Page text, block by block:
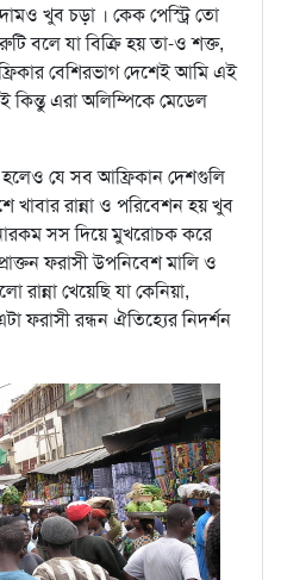
খুব চড়া । কেক পেস্ট্রি তো
বলে যা বিক্রি হয় তা-ও শক্ত,
বেশিরভাগ দেশেই আমি এই
কিন্তু এরা অলিম্পিকে মেডেল
হলেও যে সব আফ্রিকান দেশগুলি
খাবার রান্না ও পরিবেশন হয় খুব
সস দিয়ে মুখরোচক করে
ফরাসী উপনিবেশ মালি ও
খেয়েছি যা কেনিয়া,
ফরাসী রন্ধন ঐতিহ্যের নিদর্শন